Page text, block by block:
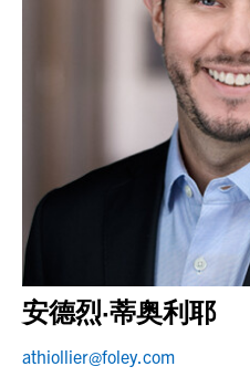
安德烈·蒂奥利耶
athiollier@foley.com